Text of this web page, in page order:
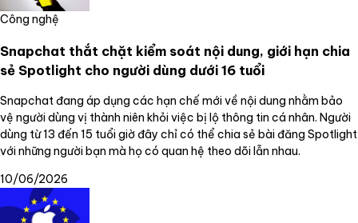
Công nghệ
Snapchat thắt chặt kiểm soát nội dung, giới hạn chia
sẻ Spotlight cho người dùng dưới 16 tuổi
Snapchat đang áp dụng các hạn chế mới về nội dung nhằm bảo
vệ người dùng vị thành niên khỏi việc bị lộ thông tin cá nhân. Người
dùng từ 13 đến 15 tuổi giờ đây chỉ có thể chia sẻ bài đăng Spotlight
với những người bạn mà họ có quan hệ theo dõi lẫn nhau.
10/06/2026